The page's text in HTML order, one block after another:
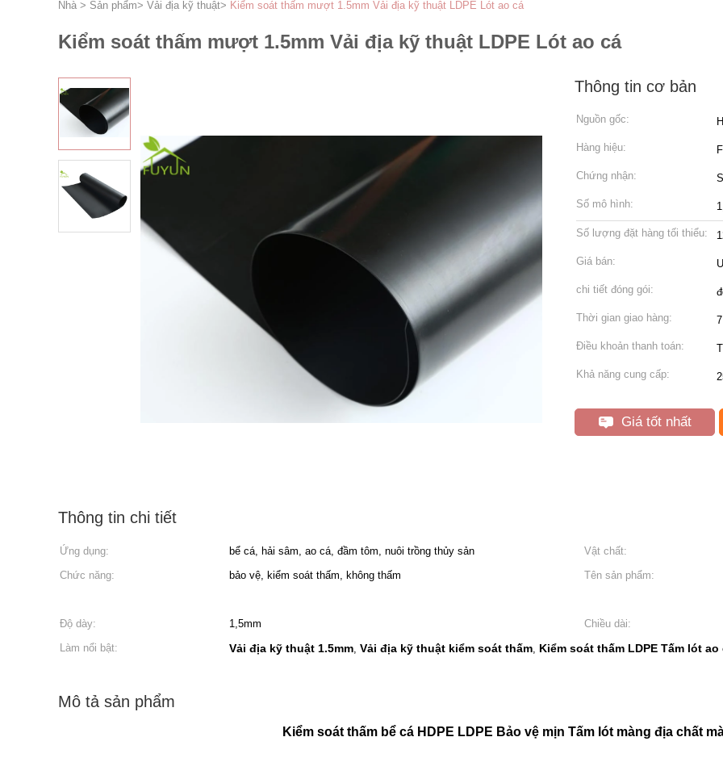
Nhà > Sản phẩm> Vải địa kỹ thuật> Kiểm soát thấm mượt 1.5mm Vải địa kỹ thuật LDPE Lót ao cá
Kiểm soát thấm mượt 1.5mm Vải địa kỹ thuật LDPE Lót ao cá
Thông tin cơ bản
Nguồn gốc:
Hàng hiệu:
Chứng nhận:
Số mô hình:
Số lượng đặt hàng tối thiểu:
Giá bán:
chi tiết đóng gói:
Thời gian giao hàng:
Điều khoản thanh toán:
Khả năng cung cấp:
Giá tốt nhất
Thông tin chi tiết
Ứng dụng: bể cá, hải sâm, ao cá, đầm tôm, nuôi trồng thủy sản Vật chất:
Chức năng:
bảo vệ, kiểm soát thấm, không thấm Tên sản phẩm:
Độ dày:
1,5mm Chiều dài:
Làm nổi bật:
Vải địa kỹ thuật 1.5mm, Vải địa kỹ thuật kiểm soát thấm, Kiểm soát thấm LDPE Tấm lót ao
Mô tả sản phẩm
Kiểm soát thấm bể cá HDPE LDPE Bảo vệ mịn Tấm lót màng địa chất